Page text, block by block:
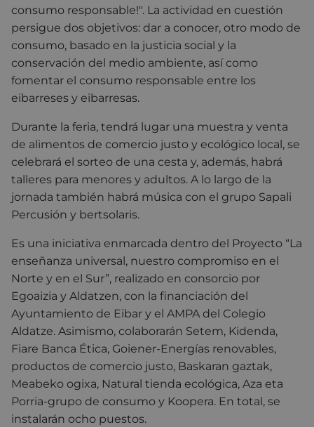
consumo responsable!". La actividad en cuestión
persigue dos objetivos: dar a conocer, otro modo de
consumo, basado en la justicia social y la
conservación del medio ambiente, así como
fomentar el consumo responsable entre los
eibarreses y eibarresas.
Durante la feria, tendrá lugar una muestra y venta
de alimentos de comercio justo y ecológico local, se
celebrará el sorteo de una cesta y, además, habrá
talleres para menores y adultos. A lo largo de la
jornada también habrá música con el grupo Sapali
Percusión y bertsolaris.
Es una iniciativa enmarcada dentro del Proyecto “La
enseñanza universal, nuestro compromiso en el
Norte y en el Sur”, realizado en consorcio por
Egoaizia y Aldatzen, con la financiación del
Ayuntamiento de Eibar y el AMPA del Colegio
Aldatze. Asimismo, colaborarán Setem, Kidenda,
Fiare Banca Ética, Goiener-Energías renovables,
productos de comercio justo, Baskaran gaztak,
Meabeko ogixa, Natural tienda ecológica, Aza eta
Porria-grupo de consumo y Koopera. En total, se
instalarán ocho puestos.